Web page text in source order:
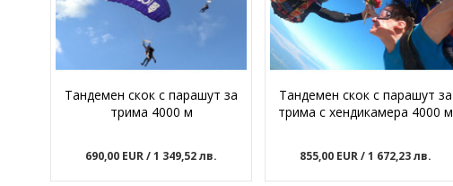
Тандемен скок с парашут за
трима 4000 м
690,00 EUR/ 1 349,52 лв.
Тандемен скок с парашут за
трима с хендикамера 4000 м
855,00 EUR/ 1 672,23 лв.